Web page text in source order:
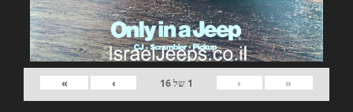
«
‹
1 של16
›
»